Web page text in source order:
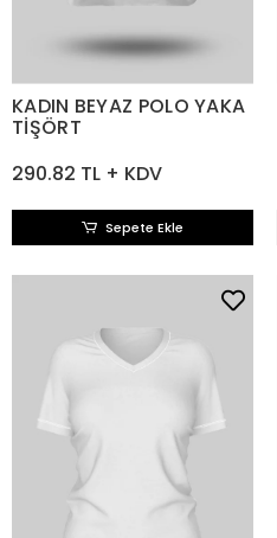
KADIN BEYAZ POLO YAKA
TİŞÖRT
290.82 TL + KDV
Sepete Ekle